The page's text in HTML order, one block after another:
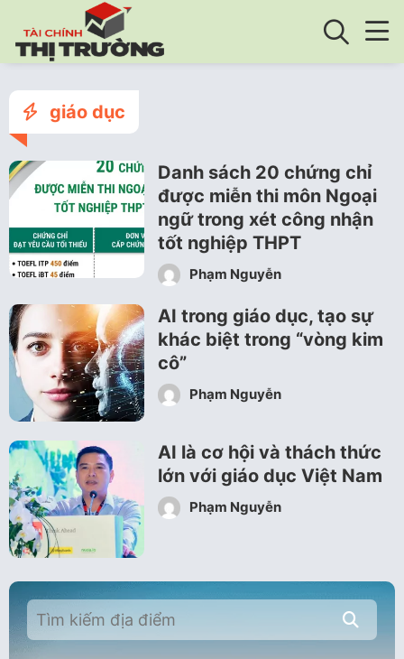
giáo dục
Danh sách 20 chứng chỉ
được miễn thi môn Ngoại
ngữ trong xét công nhận
tốt nghiệp THPT
Phạm Nguyễn
AI trong giáo dục, tạo sự
khác biệt trong “vòng kim
cô”
Phạm Nguyễn
AI là cơ hội và thách thức
lớn với giáo dục Việt Nam
Phạm Nguyễn